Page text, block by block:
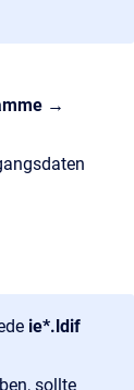
→
ie*.ldif
sollte